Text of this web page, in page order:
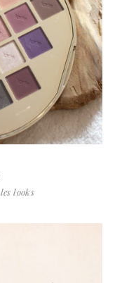
les looks